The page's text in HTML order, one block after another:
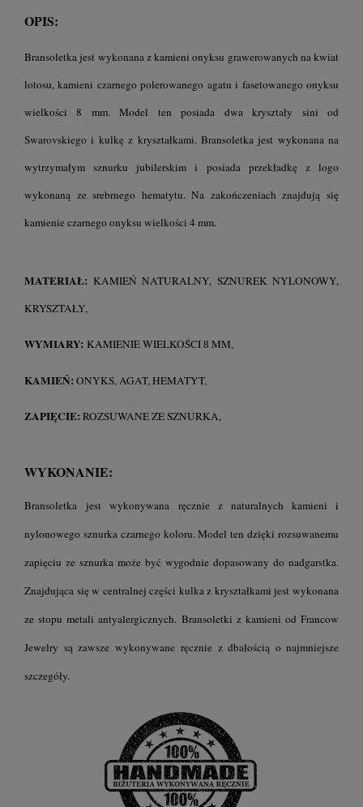
OPIS:
Bransoletka jest wykonana z kamieni onyksu grawerowanych na kwiat
lotosu, kamieni czarnego polerowanego agatu i fasetowanego onyksu
wielkości 8 mm. Model ten posiada dwa kryształy sini od
Swarovskiego i kulkę z kryształkami. Bransoletka jest wykonana na
wytrzymałym sznurku jubilerskim i posiada przekładkę z logo
wykonaną ze srebrnego hematytu. Na zakończeniach znajdują się
kamienie czarnego onyksu wielkości 4 mm.
MATERIAŁ: KAMIEŃ NATURALNY, SZNUREK NYLONOWY,
KRYSZTAŁY,
WYMIARY: KAMIENIE WIELKOŚCI 8 MM,
KAMIEŃ: ONYKS, AGAT, HEMATYT,
ZAPIĘCIE: ROZSUWANE ZE SZNURKA,
WYKONANIE:
Bransoletka jest wykonywana ręcznie z naturalnych kamieni i
nylonowego sznurka czarnego koloru. Model ten dzięki rozsuwanemu
zapięciu ze sznurka może być wygodnie dopasowany do nadgarstka.
Znajdująca się w centralnej części kulka z kryształkami jest wykonana
ze stopu metali antyalergicznych. Bransoletki z kamieni od Francow
Jewelry są zawsze wykonywane ręcznie z dbałością o najmniejsze
szczegóły.